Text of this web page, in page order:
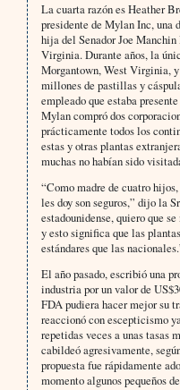
La cuarta razón es Heather
presidente de Mylan Inc, una
hija del Senador Joe
Virginia. Durante años, la
Morgantown, West Virginia,
millones de pastillas y
empleado que estaba
Mylan compró dos
prácticamente todos los
estas y otras plantas
muchas no habían sido
“Como madre de cuatro
les doy son seguros,” dijo la
estadounidense, quiero que
y esto significa que las
estándares que las
El año pasado, escribió una
industria por un valor de
FDA pudiera hacer mejor su
reaccionó con escepticismo
repetidas veces a unas tasas
cabildeó agresivamente,
propuesta fue rápidamente
momento algunos pequeños